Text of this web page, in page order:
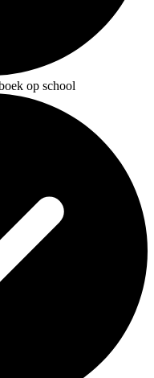
op school